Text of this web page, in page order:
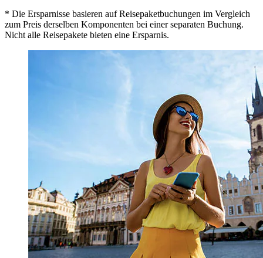
* Die Ersparnisse basieren auf Reisepaketbuchungen im Vergleich
zum Preis derselben Komponenten bei einer separaten Buchung.
Nicht alle Reisepakete bieten eine Ersparnis.